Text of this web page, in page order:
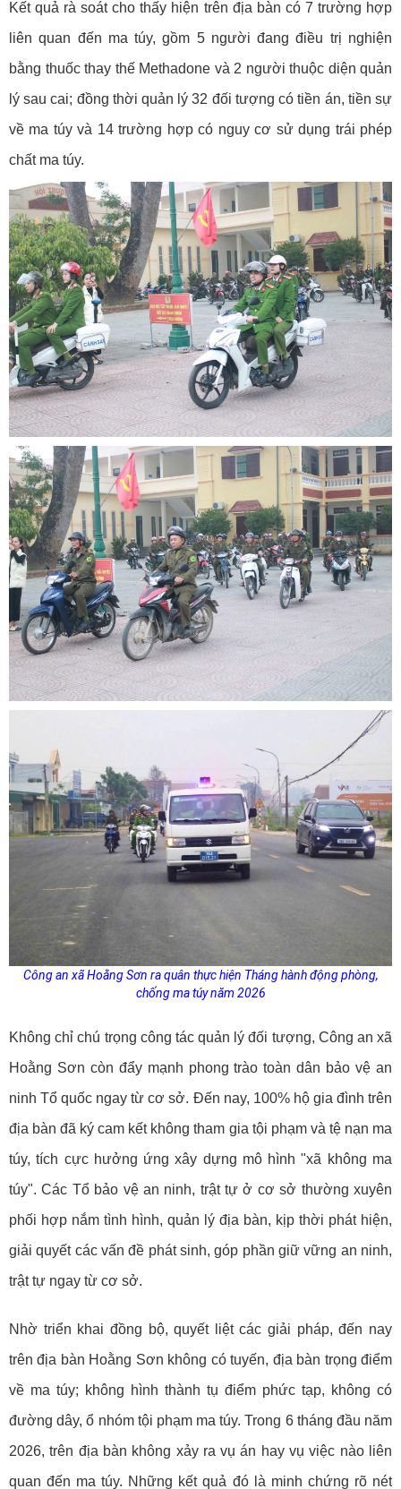
Kết quả rà soát cho thấy hiện trên địa bàn có 7 trường hợp
liên quan đến ma túy, gồm 5 người đang điều trị nghiện
bằng thuốc thay thế Methadone và 2 người thuộc diện quản
lý sau cai; đồng thời quản lý 32 đối tượng có tiền án, tiền sự
về ma túy và 14 trường hợp có nguy cơ sử dụng trái phép
chất ma túy.
Công an xã Hoằng Sơn ra quân thực hiện Tháng hành động phòng,
chống matúynăm 2026
Không chỉ chú trọng công tác quản lý đối tượng, Công an xã
Hoằng Sơn còn đẩy mạnh phong trào toàn dân bảo vệ an
ninh Tổ quốc ngay từ cơ sở. Đến nay, 100% hộ gia đình trên
địa bàn đã ký cam kết không tham gia tội phạm và tệ nạn ma
túy, tích cực hưởng ứng xây dựng mô hình "xã không ma
túy". Các Tổ bảo vệ an ninh, trật tự ở cơ sở thường xuyên
phối hợp nắm tình hình, quản lý địa bàn, kịp thời phát hiện,
giải quyết các vấn đề phát sinh, góp phần giữ vững an ninh,
trật tự ngay từ cơ sở.
Nhờ triển khai đồng bộ, quyết liệt các giải pháp, đến nay
trên địa bàn Hoằng Sơn không có tuyến, địa bàn trọng điểm
về ma túy; không hình thành tụ điểm phức tạp, không có
đường dây, ổ nhóm tội phạm ma túy. Trong 6 tháng đầu năm
2026, trên địa bàn không xảy ra vụ án hay vụ việc nào liên
quan đến ma túy. Những kết quả đó là minh chứng rõ nét